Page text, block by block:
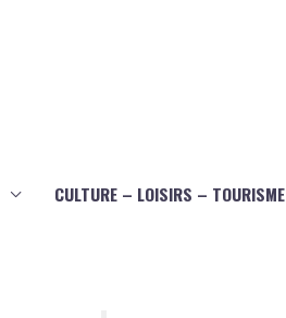
CULTURE – LOISIRS – TOURISME